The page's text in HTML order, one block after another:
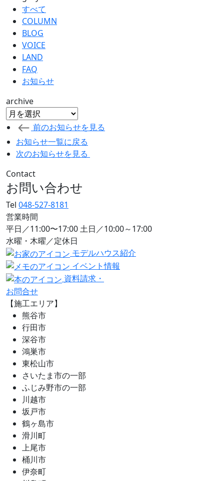
すべて
COLUMN
BLOG
VOICE
LAND
FAQ
お知らせ
archive
前のお知らせを見る
お知らせ一覧に戻る
次のお知らせを見る
Contact
お問い合わせ
Tel 048-527-8181
営業時間
平日／11:00〜17:00 土日／10:00～17:00
水曜・木曜／定休日
モデルハウス紹介
イベント情報
資料請求・
お問合せ
【施工エリア】
熊谷市
行田市
深谷市
鴻巣市
東松山市
さいたま市の一部
ふじみ野市の一部
川越市
坂戸市
鶴ヶ島市
滑川町
上尾市
桶川市
伊奈町